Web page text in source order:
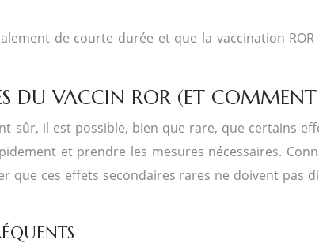
de courte durée et que la vaccination
DU VACCIN ROR (ET
sûr, il est possible, bien que rare, que certains
et prendre les mesures nécessaires.
que ces effets secondaires rares ne doivent pas